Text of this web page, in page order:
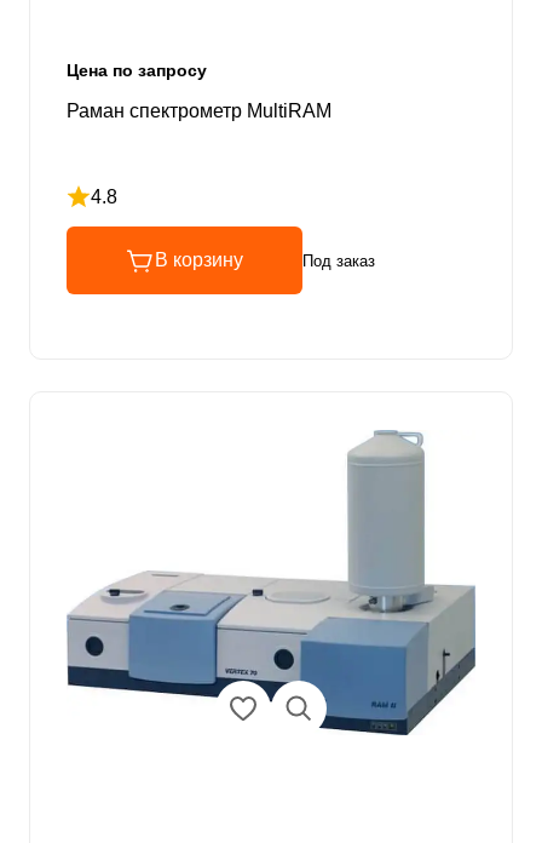
Цена по запросу
Раман спектрометр MultiRAM
4.8
Рейтинг 4.8 из 5
В корзину Под заказ